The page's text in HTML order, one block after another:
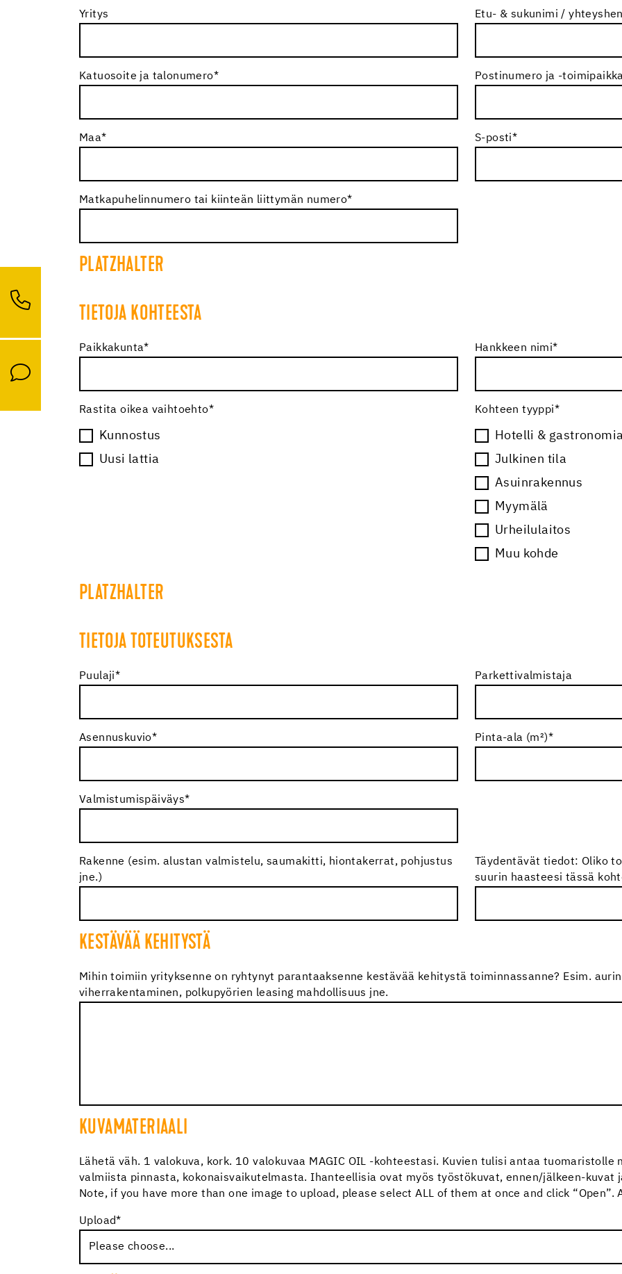
Yritys Etu- & sukunimi /
Katuosoite ja talonumero* Postinumero ja -
Maa* S-posti*
Matkapuhelinnumero tai kiinteän liittymän numero*
PLATZHALTER
TIETOJA KOHTEESTA
Paikkakunta* Hankkeen nimi*
Rastita oikea vaihtoehto*
Kunnostus
Uusi lattia
Kohteen tyyppi*
Hotelli &
Julkinen tila
Asuinrakennus
Myymälä
Urheilulaitos
Muu kohde
PLATZHALTER
TIETOJA TOTEUTUKSESTA
Puulaji* Parkettivalmistaja
Asennuskuvio* Pinta-ala (m²)*
Valmistumispäiväys*
Rakenne (esim. alustan valmistelu, saumakitti, hiontakerrat, pohjustus
jne.)
Täydentävät tiedot: Oliko
suurin haasteesi tässä
KESTÄVÄÄ KEHITYSTÄ
Mihin toimiin yrityksenne on ryhtynyt parantaaksenne kestävää kehitystä toiminnassanne? Esim.
viherrakentaminen, polkupyörien leasing mahdollisuus jne.
KUVAMATERIAALI
Lähetä väh. 1 valokuva, kork. 10 valokuvaa MAGIC OIL -kohteestasi. Kuvien tulisi antaa
valmiista pinnasta, kokonaisvaikutelmasta. Ihanteellisia ovat myös työstökuvat, ennen/jälkeen-kuvat
Note, if you have more than one image to upload, please select ALL of them at once and click
Upload*
Please choose...